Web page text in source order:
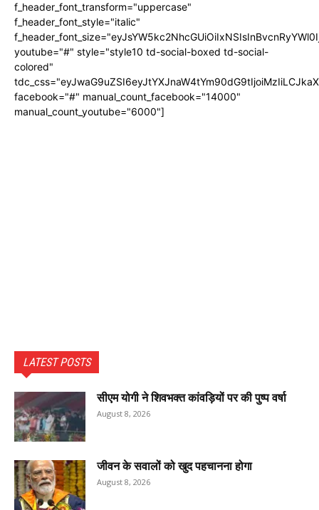
f_header_font_transform="uppercase"
f_header_font_style="italic"
youtube="#" style="style10 td-social-boxed td-social-
colored"
facebook="#" manual_count_facebook="14000"
manual_count_youtube="6000"]
LATEST POSTS
सीएम योगी ने शिवभक्त कांवड़ियों पर की पुष्प वर्षा
August 8, 2026
जीवन के सवालों को खुद पहचानना होगा
August 8, 2026